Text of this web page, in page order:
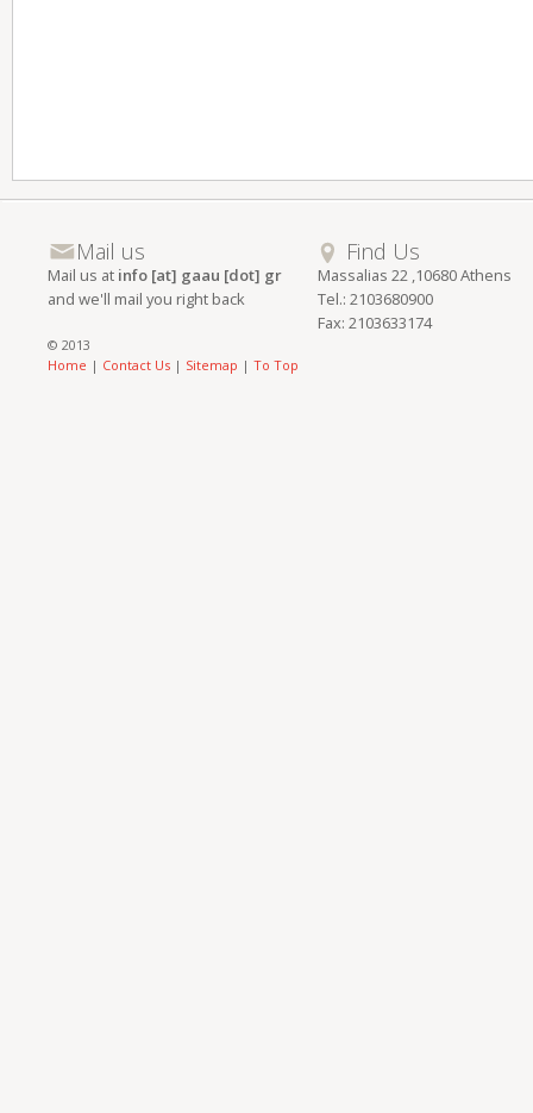
Mail us
Mail us at info [at] gaau [dot] gr
and we'll mail you right back
Find Us
Massalias 22 ,10680 Athens
Tel.: 2103680900
Fax: 2103633174
© 2013
Home | Contact Us | Sitemap | To Top